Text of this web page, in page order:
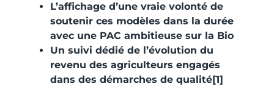
L’affichage d’une vraie volonté de
soutenir ces modèles dans la durée
avec une PAC ambitieuse sur la Bio
Un suivi dédié de l’évolution du
revenu des agriculteurs engagés
dans des démarches de qualité[1]